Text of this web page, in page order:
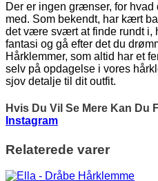
Der er ingen grænser, for hvad
med. Som bekendt, har kært
det være svært at finde rundt i,
fantasi og gå efter det du
Hårklemmer, som altid har et
selv på opdagelse i vores
sjov detalje til dit outfit.
Hvis Du Vil Se Mere Kan Du
Instagram
Relaterede varer